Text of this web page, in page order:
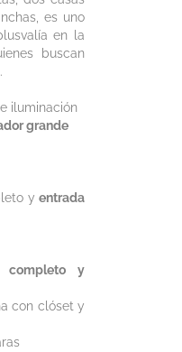
es uno
en la
buscan
iluminación
grande
y entrada
completo y
con clóset y